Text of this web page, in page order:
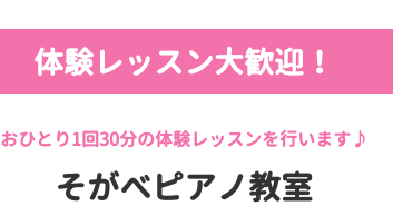
体験レッスン大歓迎！
おひとり1回30分の体験レッスンを行います♪
そがべピアノ教室